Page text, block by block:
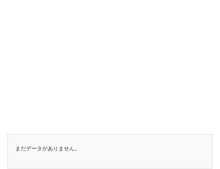
まだデータがありません。